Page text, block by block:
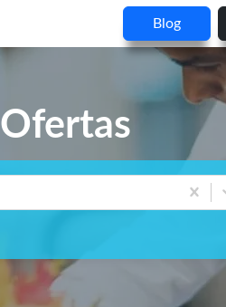
Blog
Ofertas